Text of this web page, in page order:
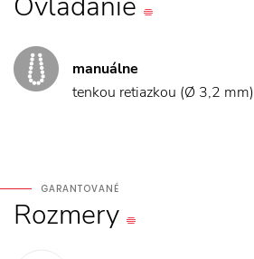
manuálne
tenkou retiazkou (Ø 3,2 mm)
GARANTOVANÉ
Rozmery